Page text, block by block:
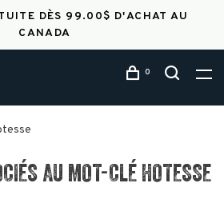
DÈS 99.00$ D'ACHAT AU
CANADA
0
AU MOT-CLÉ HOTESSE